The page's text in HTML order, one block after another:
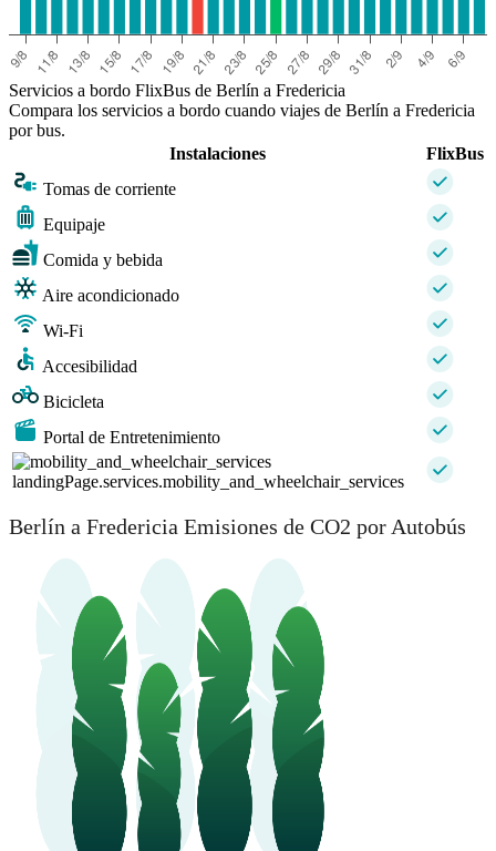
Servicios a bordo FlixBus de Berlín a Fredericia
Compara los servicios a bordo cuando viajes de Berlín a Fredericia
por bus.
Instalaciones
FlixBus
Tomas de corriente
Equipaje
Comida y bebida
Aire acondicionado
Wi-Fi
Accesibilidad
Bicicleta
Portal de Entretenimiento
landingPage.services.mobility_and_wheelchair_services
Berlín a Fredericia Emisiones de CO2 por Autobús